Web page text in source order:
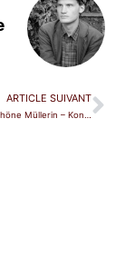
ARTICLE SUIVANT